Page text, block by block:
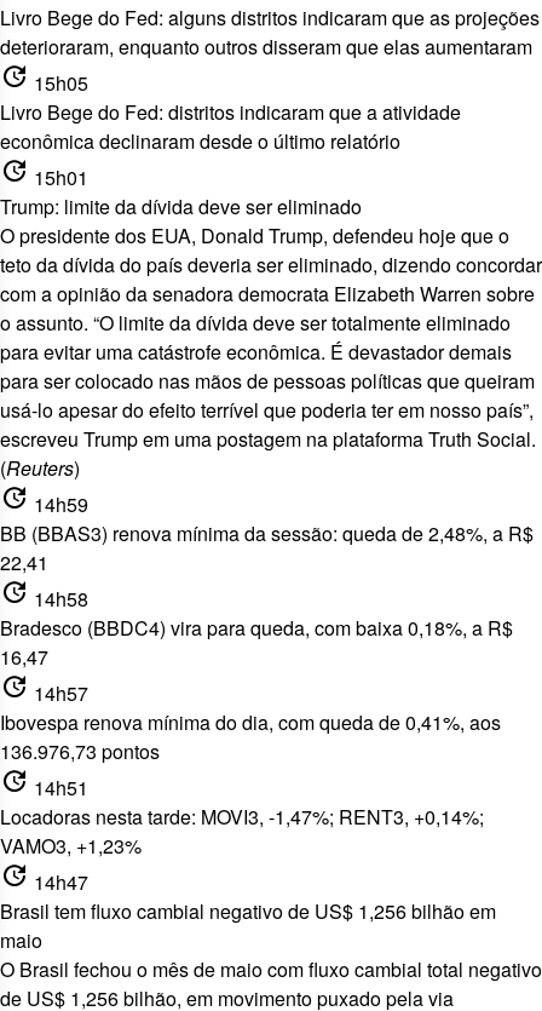
Livro Bege do Fed: alguns distritos indicaram que as projeções
deterioraram, enquanto outros disseram que elas aumentaram
update 15h05
Livro Bege do Fed: distritos indicaram que a atividade
econômica declinaram desde o último relatório
update 15h01
Trump: limite da dívida deve ser eliminado
O presidente dos EUA, Donald Trump, defendeu hoje que o
teto da dívida do país deveria ser eliminado, dizendo concordar
com a opinião da senadora democrata Elizabeth Warren sobre
o assunto. “O limite da dívida deve ser totalmente eliminado
para evitar uma catástrofe econômica. É devastador demais
para ser colocado nas mãos de pessoas políticas que queiram
usá-lo apesar do efeito terrível que poderia ter em nosso país”,
escreveu Trump em uma postagem na plataforma Truth Social.
(Reuters)
update 14h59
BB (BBAS3) renova mínima da sessão: queda de 2,48%, a R$
22,41
update 14h58
Bradesco (BBDC4) vira para queda, com baixa 0,18%, a R$
16,47
update 14h57
Ibovespa renova mínima do dia, com queda de 0,41%, aos
136.976,73 pontos
update 14h51
Locadoras nesta tarde: MOVI3, -1,47%; RENT3, +0,14%;
VAMO3, +1,23%
update 14h47
Brasil tem fluxo cambial negativo de US$ 1,256 bilhão em
maio
O Brasil fechou o mês de maio com fluxo cambial total negativo
de US$ 1,256 bilhão, em movimento puxado pela via